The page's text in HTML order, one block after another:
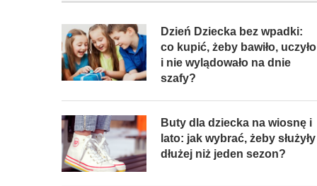
Dzień Dziecka bez wpadki:
co kupić, żeby bawiło, uczyło
i nie wylądowało na dnie
szafy?
Buty dla dziecka na wiosnę i
lato: jak wybrać, żeby służyły
dłużej niż jeden sezon?